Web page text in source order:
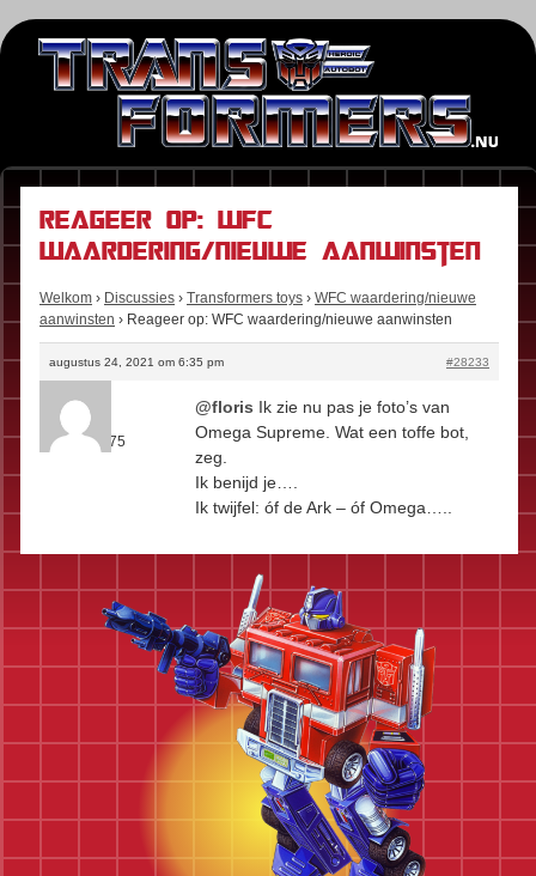
Reageer op: WFC
waardering/nieuwe aanwinsten
Welkom › Discussies › Transformers toys › WFC waardering/nieuwe
aanwinsten › Reageer op: WFC waardering/nieuwe aanwinsten
augustus 24, 2021 om 6:35 pm #28233
Junkion
Rol:
Fan
Berichten:
75
@floris Ik zie nu pas je foto’s van
Omega Supreme. Wat een toffe bot,
zeg.
Ik benijd je….
Ik twijfel: óf de Ark – óf Omega…..